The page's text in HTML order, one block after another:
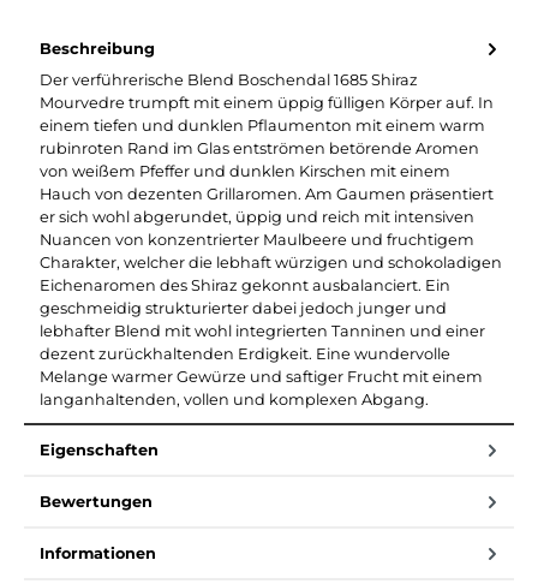
Beschreibung
Der verführerische Blend Boschendal 1685 Shiraz
Mourvedre trumpft mit einem üppig fülligen Körper auf. In
einem tiefen und dunklen Pflaumenton mit einem warm
rubinroten Rand im Glas entströmen betörende Aromen
von weißem Pfeffer und dunklen Kirschen mit einem
Hauch von dezenten Grillaromen. Am Gaumen präsentiert
er sich wohl abgerundet, üppig und reich mit intensiven
Nuancen von konzentrierter Maulbeere und fruchtigem
Charakter, welcher die lebhaft würzigen und schokoladigen
Eichenaromen des Shiraz gekonnt ausbalanciert. Ein
geschmeidig strukturierter dabei jedoch junger und
lebhafter Blend mit wohl integrierten Tanninen und einer
dezent zurückhaltenden Erdigkeit. Eine wundervolle
Melange warmer Gewürze und saftiger Frucht mit einem
langanhaltenden, vollen und komplexen Abgang.
Eigenschaften
Bewertungen
Informationen